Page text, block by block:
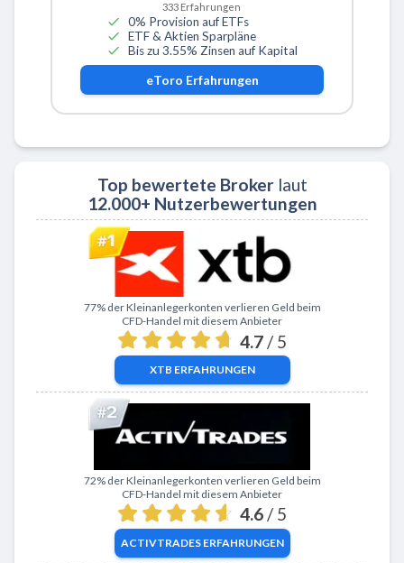
333 Erfahrungen
0% Provision auf ETFs
ETF & Aktien Sparpläne
Bis zu 3.55% Zinsen auf Kapital
eToro Erfahrungen
Top bewertete Brokerlaut
12.000+ Nutzerbewertungen
Zu XTB
77% der Kleinanlegerkonten verlieren Geld beim
CFD-Handel mit diesem Anbieter
4.7 / 5
XTB ERFAHRUNGEN
Zu ActivTrades
72% der Kleinanlegerkonten verlieren Geld beim
CFD-Handel mit diesem Anbieter
4.6 / 5
ACTIVTRADESERFAHRUNGEN